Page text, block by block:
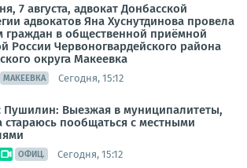
7 августа, адвокат Донбасской
адвокатов Яна Хуснутдинова провела
граждан в общественной приёмной
России Червоногвардейского района
округа Макеевка
МАКЕЕВКА Сегодня, 15:12
Пушилин: Выезжая в муниципалитеты,
стараюсь пообщаться с местными
ОФИЦ. Сегодня, 15:12